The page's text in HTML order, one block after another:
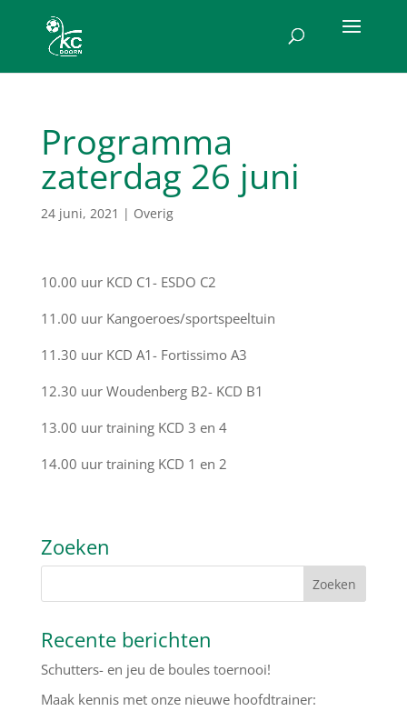
Programma
zaterdag 26 juni
24 juni, 2021 | Overig
10.00 uur KCD C1- ESDO C2
11.00 uur Kangoeroes/sportspeeltuin
11.30 uur KCD A1- Fortissimo A3
12.30 uur Woudenberg B2- KCD B1
13.00 uur training KCD 3 en 4
14.00 uur training KCD 1 en 2
Zoeken
Recente berichten
Schutters- en jeu de boules toernooi!
Maak kennis met onze nieuwe hoofdtrainer: